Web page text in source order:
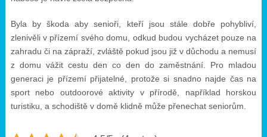
Byla by škoda aby senioři, kteří jsou stále dobře pohybliví,
zlenivěli v přízemí svého domu, odkud budou vycházet pouze na
zahradu či na zápraží, zvláště pokud jsou již v důchodu a nemusí
z domu vážit cestu den co den do zaměstnání. Pro mladou
generaci je přízemí přijatelné, protože si snadno najde čas na
sport nebo outdoorové aktivity v přírodě, například horskou
turistiku, a schodiště v domě klidně může přenechat seniorům.